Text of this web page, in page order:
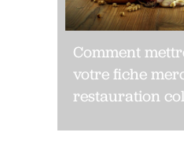
Comment
votre fiche
restauration